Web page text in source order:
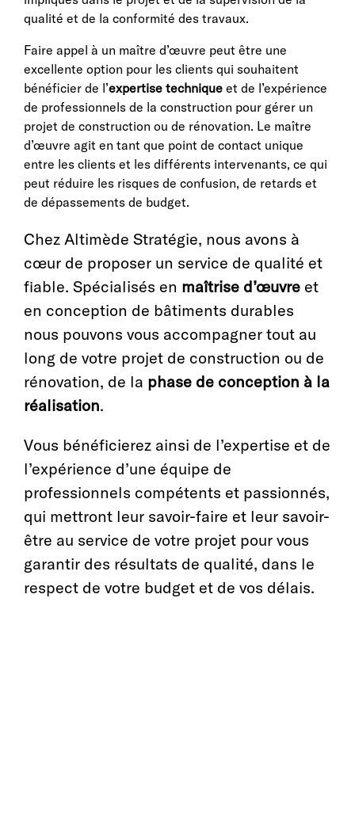
qualité et de la conformité des travaux.
Faire appel à un maître d’œuvre peut être une
excellente option pour les clients qui souhaitent
bénéficier de l’expertise technique et de l’expérience
de professionnels de la construction pour gérer un
projet de construction ou de rénovation. Le maître
d’œuvre agit en tant que point de contact unique
entre les clients et les différents intervenants, ce qui
peut réduire les risques de confusion, de retards et
de dépassements de budget.
Chez Altimède Stratégie, nous avons à
cœur de proposer un service de qualité et
fiable. Spécialisés en maîtrise d’œuvre et
en conception de bâtiments durables
nous pouvons vous accompagner tout au
long de votre projet de construction ou de
rénovation, de la phase de conception à la
réalisation.
Vous bénéficierez ainsi de l’expertise et de
l’expérience d’une équipe de
professionnels compétents et passionnés,
qui mettront leur savoir-faire et leur savoir-
être au service de votre projet pour vous
garantir des résultats de qualité, dans le
respect de votre budget et de vos délais.